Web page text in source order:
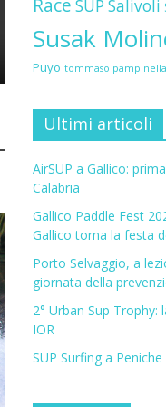
Race SUP Salivoli
Susak
Puyo tommaso pampinella
Ultimi articoli
AirSUP a Gallico:
Calabria
Gallico Paddle Fest
Gallico torna la festa
Porto Selvaggio, a
giornata della
2° Urban Sup
IOR
SUP Surfing a Peniche